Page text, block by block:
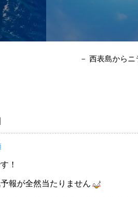
－ 西表島から
！
報が全然当たりません